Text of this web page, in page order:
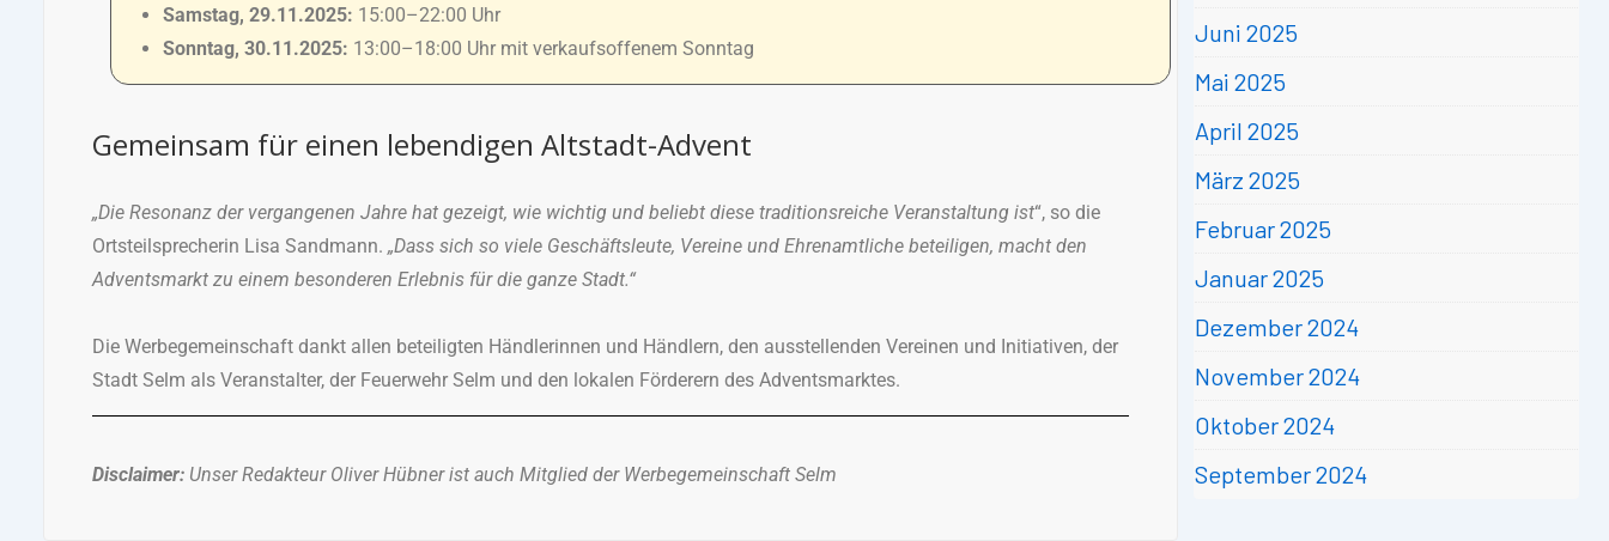
Samstag, 29.11.2025: 15:00–22:00 Uhr
Sonntag, 30.11.2025: 13:00–18:00 Uhr mit verkaufsoffenem Sonntag
Gemeinsam für einen lebendigen Altstadt-Advent
„Die Resonanz der vergangenen Jahre hat gezeigt, wie wichtig und beliebt diese traditionsreiche Veranstaltung ist“, so die
Ortsteilsprecherin Lisa Sandmann. „Dass sich so viele Geschäftsleute, Vereine und Ehrenamtliche beteiligen, macht den
Adventsmarkt zu einem besonderen Erlebnis für die ganze Stadt.“
Die Werbegemeinschaft dankt allen beteiligten Händlerinnen und Händlern, den ausstellenden Vereinen und Initiativen, der
Stadt Selm als Veranstalter, der Feuerwehr Selm und den lokalen Förderern des Adventsmarktes.
Disclaimer: Unser Redakteur Oliver Hübner ist auch Mitglied der Werbegemeinschaft Selm
Juni 2025
Mai 2025
April 2025
März 2025
Februar 2025
Januar 2025
Dezember 2024
November 2024
Oktober 2024
September 2024